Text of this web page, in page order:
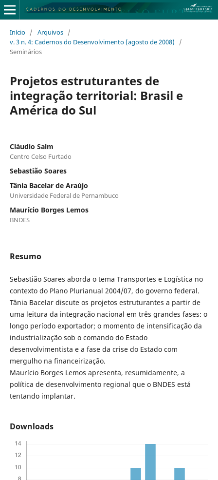
Início / Arquivos /
v. 3 n. 4: Cadernos do Desenvolvimento (agosto de 2008)
/
Seminários
Projetos estruturantes de
integração territorial: Brasil e
América do Sul
Cláudio Salm
Centro Celso Furtado
Sebastião Soares
Tânia Bacelar de Araújo
Universidade Federal de Pernambuco
Maurício Borges Lemos
BNDES
Resumo
Sebastião Soares aborda o tema Transportes e Logística no
contexto do Plano Plurianual 2004/07, do governo federal.
Tânia Bacelar discute os projetos estruturantes a partir de
uma leitura da integração nacional em três grandes fases: o
longo período exportador; o momento de intensificação da
industrialização sob o comando do Estado
desenvolvimentista e a fase da crise do Estado com
mergulho na financeirização.
Maurício Borges Lemos apresenta, resumidamente, a
política de desenvolvimento regional que o BNDES está
tentando implantar.
Downloads